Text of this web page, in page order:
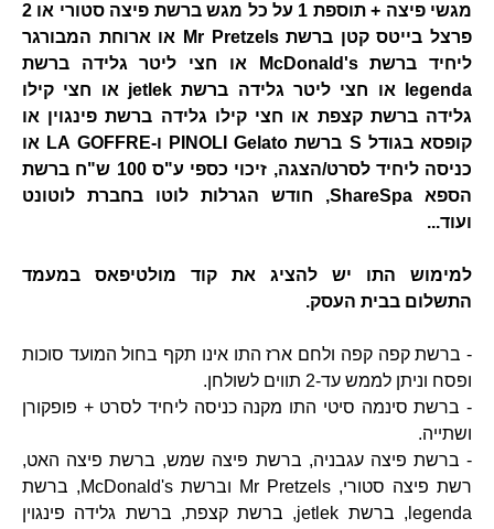
מגשי פיצה + תוספת 1 על כל מגש ברשת פיצה סטורי או 2
פרצל בייטס קטן ברשת Mr Pretzels או ארוחת המבורגר
ליחיד ברשת McDonald's או חצי ליטר גלידה ברשת
legenda או חצי ליטר גלידה ברשת jetlek או חצי קילו
גלידה ברשת קצפת או חצי קילו גלידה ברשת פינגוין או
קופסא בגודל S ברשת PINOLI Gelato ו-LA GOFFRE או
כניסה ליחיד לסרט/הצגה, זיכוי כספי ע"ס 100 ש"ח ברשת
הספא ShareSpa, חודש הגרלות לוטו בחברת לוטונט
ועוד...
למימוש התו יש להציג את קוד מולטיפאס במעמד
התשלום בבית העסק.
- ברשת קפה קפה ולחם ארז התו אינו תקף בחול המועד סוכות
ופסח וניתן לממש עד-2 תווים לשולחן.
- ברשת סינמה סיטי התו מקנה כניסה ליחיד לסרט + פופקורן
ושתייה.
- ברשת פיצה עגבניה, ברשת פיצה שמש, ברשת פיצה האט,
רשת פיצה סטורי, Mr Pretzels וברשת McDonald's, ברשת
legenda, ברשת jetlek, ברשת קצפת, ברשת גלידה פינגוין